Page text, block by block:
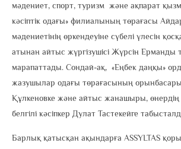
мәдениет, спорт, туризм және ақпарат
кәсіптік одағы» филиалының төрағасы
мәдениетінің өркендеуіне сүбелі үлесін
атынан айтыс жүргізушісі Жүрсін Ерманды
марапаттады. Сондай-ақ, «Еңбек даңқы»
жазушылар одағы төрағасының
Құлкеновке және айтыс жанашыры,
белгілі кәсіпкер Дулат Тастекейге
Барлық қатысқан ақындарға ASSYLTAS